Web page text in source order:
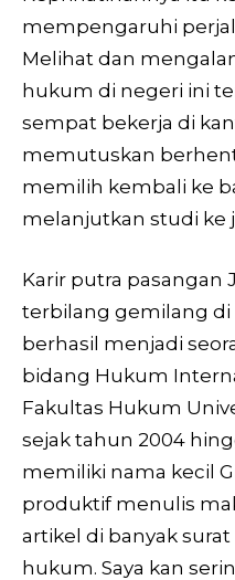
mempengaruhi
Melihat dan
hukum di negeri ini
sempat bekerja di
memutuskan
memilih kembali ke
melanjutkan studi ke
Karir putra pasangan
terbilang gemilang di
berhasil menjadi
bidang Hukum
Fakultas Hukum
sejak tahun 2004
memiliki nama kecil
produktif menulis
artikel di banyak
hukum. Saya kan